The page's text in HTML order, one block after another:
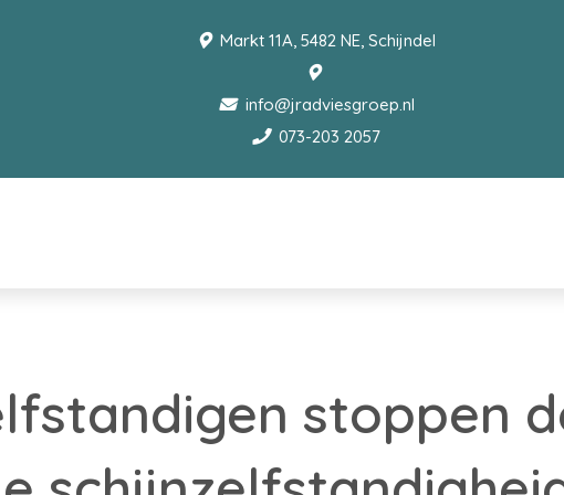
Markt 11A, 5482 NE, Schijndel
info@jradviesgroep.nl
073-203 2057
stoppen